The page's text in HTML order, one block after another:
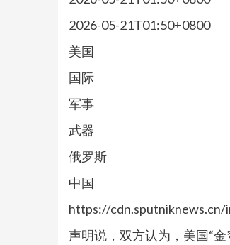
2026-05-21T01:50+0800
美国
国际
军事
武器
俄罗斯
中国
https://cdn.sputniknews.cn/
声明说，双方认为，美国“